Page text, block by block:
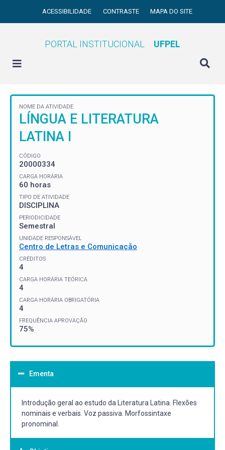
ACESSIBILIDADE CONTRASTE MAPA DO SITE
PORTAL INSTITUCIONAL UFPEL
NOME DA ATIVIDADE
LÍNGUA E LITERATURA
LATINA I
CÓDIGO
20000334
CARGA HORÁRIA
60 horas
TIPO DE ATIVIDADE
DISCIPLINA
PERIODICIDADE
Semestral
UNIDADE RESPONSÁVEL
Centro de Letras e Comunicação
CRÉDITOS
4
CARGA HORÁRIA TEÓRICA
4
CARGA HORÁRIA OBRIGATÓRIA
4
FREQUÊNCIA APROVAÇÃO
75%
Ementa
Introdução geral ao estudo da Literatura Latina. Flexões
nominais e verbais. Voz passiva. Morfossintaxe
pronominal.